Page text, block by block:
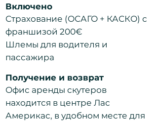
Включено
Страхование (ОСАГО + КАСКО) с
франшизой 200€
Шлемы для водителя и
пассажира
Получение и возврат
Офис аренды скутеров
находится в центре Лас
Америкас, в удобном месте для